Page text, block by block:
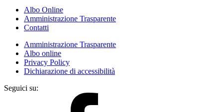
Albo Online
Amministrazione Trasparente
Contatti
Amministrazione Trasparente
Albo online
Privacy Policy
Dichiarazione di accessibilità
Seguici su: